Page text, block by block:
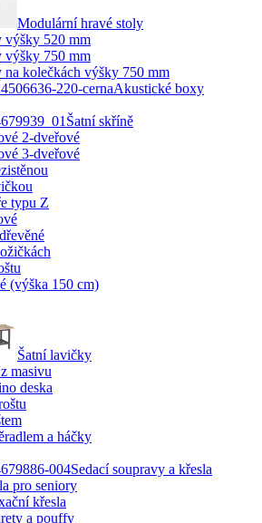
Modulární hravé stoly
výšky 520 mm
výšky 750 mm
na kolečkách výšky 750 mm
Akustické boxy
Šatní skříně
2-dveřové
3-dveřové
typu Z
(výška 150 cm)
Šatní lavičky
masivu
deska
a háčky
Sedací soupravy a křesla
pro seniory
křesla
a pouffy